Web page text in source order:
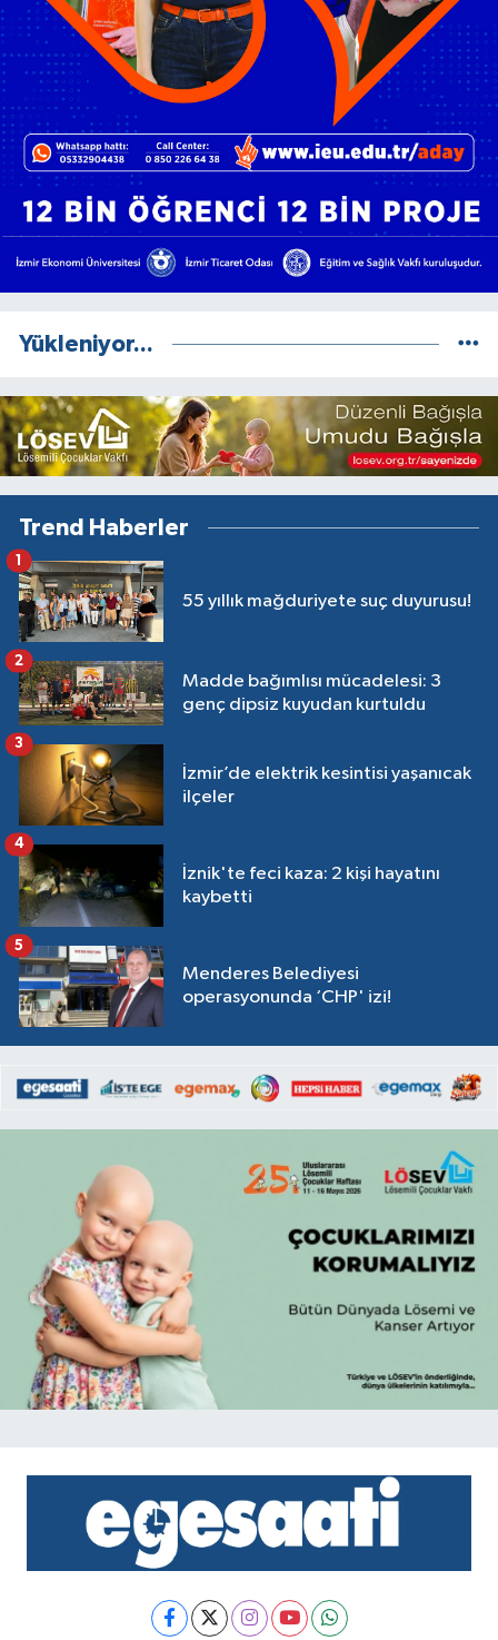
Yükleniyor...
Trend Haberler
55 yıllık mağduriyete suç duyurusu!
1
Madde bağımlısı mücadelesi: 3
genç dipsiz kuyudan kurtuldu
2
İzmir’de elektrik kesintisi yaşanıcak
ilçeler
3
İznik'te feci kaza: 2 kişi hayatını
kaybetti
4
Menderes Belediyesi
operasyonunda ‘CHP' izi!
5